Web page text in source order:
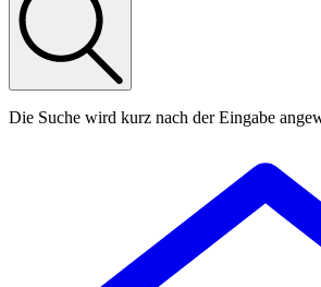
Die Suche wird kurz nach der Eingabe